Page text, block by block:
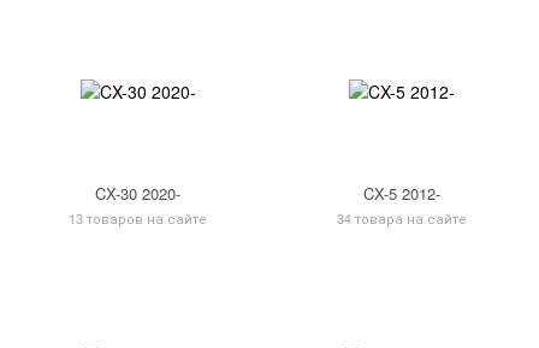
CX-30 2020-
13 товаров на сайте
CX-5 2012-
34 товара на сайте